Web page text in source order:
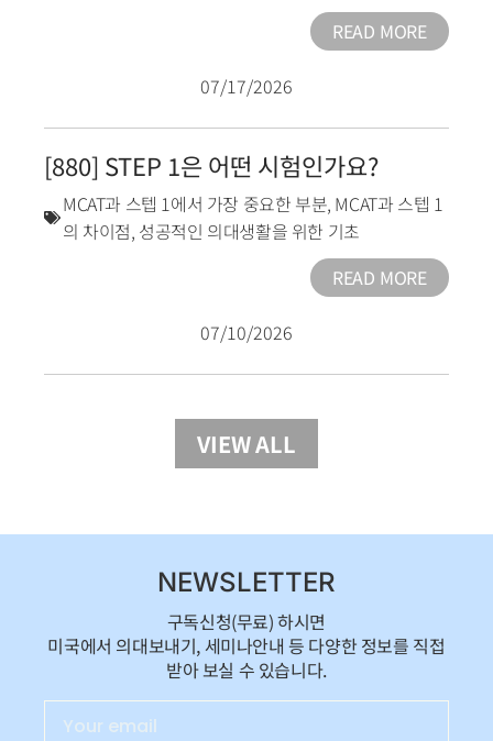
READ MORE
07/17/2026
[880] STEP 1은 어떤 시험인가요?
MCAT과 스텝 1에서 가장 중요한 부분, MCAT과 스텝 1
의 차이점, 성공적인 의대생활을 위한 기초
READ MORE
07/10/2026
VIEW ALL
NEWSLETTER
구독신청(무료) 하시면
미국에서 의대보내기, 세미나안내 등 다양한 정보를 직접
받아 보실 수 있습니다.